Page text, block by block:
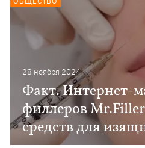
28 ноября 2024
Факт. Интернет-
филлеров
средств для